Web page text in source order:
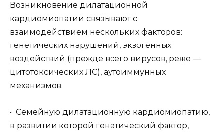
Возникновение дилатационной
кардиомиопатии связывают с
взаимодействием нескольких факторов:
генетических нарушений, экзогенных
воздействий (прежде всего вирусов, реже —
цитотоксических ЛС), аутоиммунных
механизмов.
• Семейную дилатационную кардиомиопатию,
в развитии которой генетический фактор,